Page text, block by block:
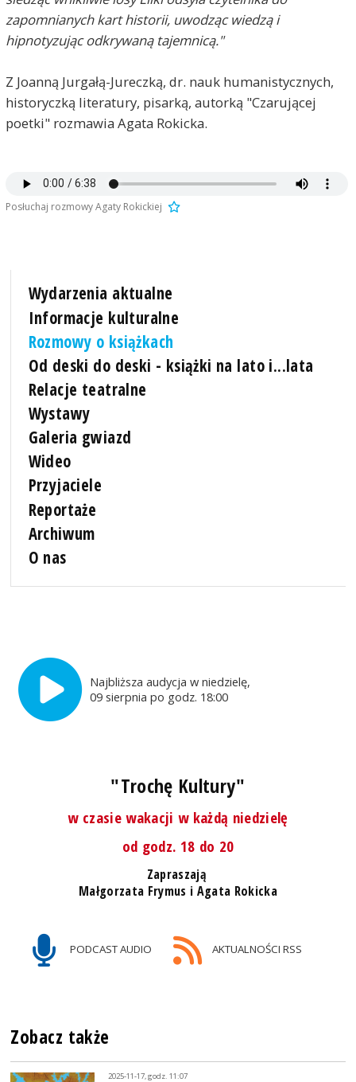
zapomnianych kart historii, uwodząc wiedzą i
hipnotyzując odkrywaną tajemnicą."
Z Joanną Jurgałą-Jureczką, dr. nauk humanistycznych,
historyczką literatury, pisarką, autorką "Czarującej
poetki" rozmawia Agata Rokicka.
Posłuchaj rozmowy Agaty Rokickiej
Wydarzenia aktualne
Informacje kulturalne
Rozmowy o książkach
Od deski do deski - książki na lato i...lata
Relacje teatralne
Wystawy
Galeria gwiazd
Wideo
Przyjaciele
Reportaże
Archiwum
O nas
Najbliższa audycja w niedzielę,
09 sierpnia po godz. 18:00
"Trochę Kultury"
w czasie wakacji w każdą niedzielę
od godz. 18 do 20
Zapraszają
Małgorzata Frymus i Agata Rokicka
PODCAST AUDIO AKTUALNOŚCI RSS
Zobacz także
2025-11-17, godz. 11:07